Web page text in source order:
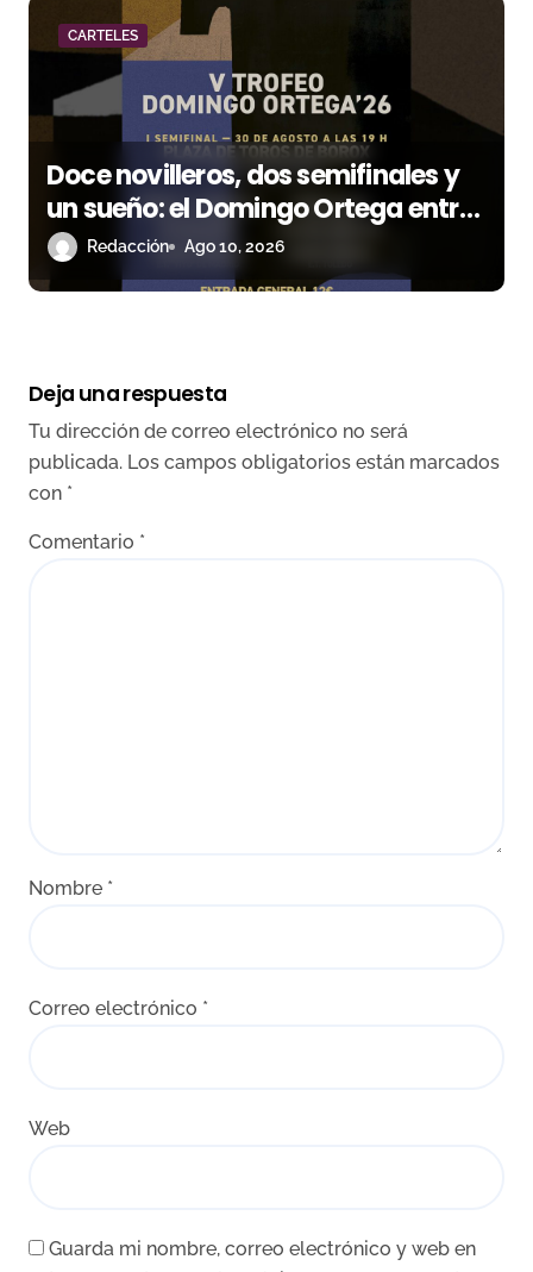
CARTELES
Doce novilleros, dos semifinales y
un sueño: el Domingo Ortega entra
en su fase decisiva
Redacción Ago 10, 2026
Deja una respuesta
Tu dirección de correo electrónico no será
publicada. Los campos obligatorios están marcados
con *
Comentario *
Nombre *
Correo electrónico *
Web
Guarda mi nombre, correo electrónico y web en